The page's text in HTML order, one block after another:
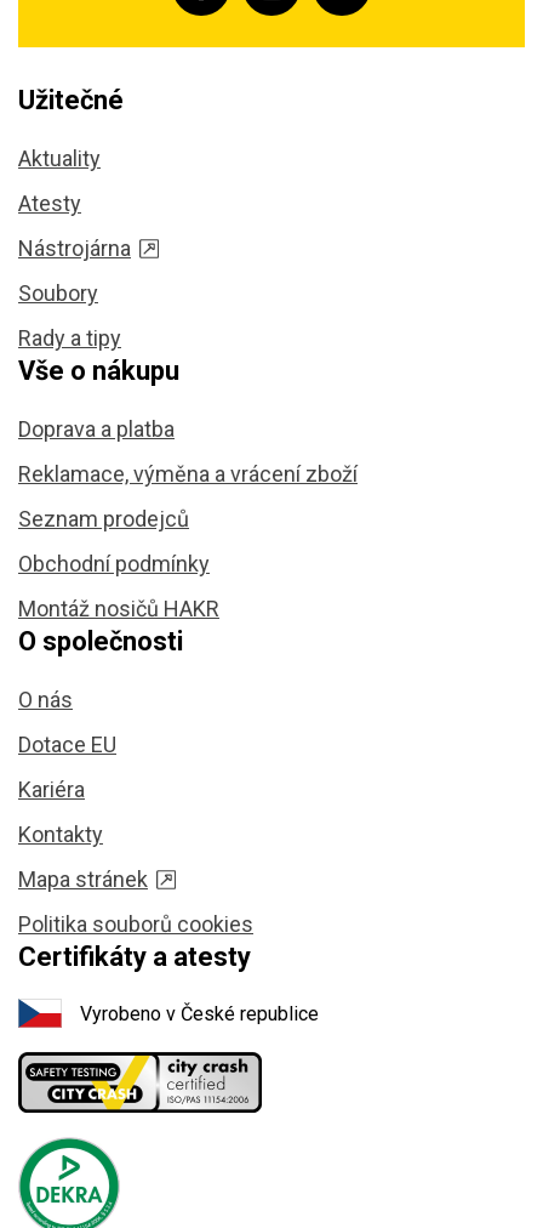
Užitečné
Aktuality
Atesty
Nástrojárna
Soubory
Rady a tipy
Vše o nákupu
Doprava a platba
Reklamace, výměna a vrácení zboží
Seznam prodejců
Obchodní podmínky
Montáž nosičů HAKR
O společnosti
O nás
Dotace EU
Kariéra
Kontakty
Mapa stránek
Politika souborů cookies
Certifikáty a atesty
Vyrobeno v České republice